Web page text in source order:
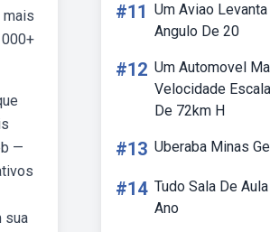
mais
—
sua
#11 Um Aviao
Angulo De 20
#12 Um Automovel
Velocidade
De 72km H
#13 Uberaba Minas
#14 Tudo Sala De
Ano